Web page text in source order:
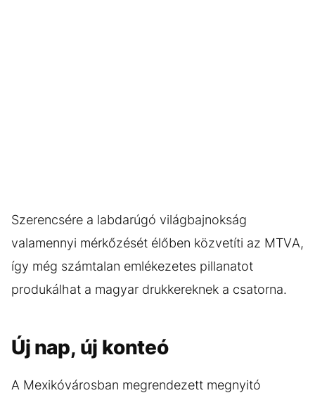
Szerencsére a labdarúgó világbajnokság
valamennyi mérkőzését élőben közvetíti az MTVA,
így még számtalan emlékezetes pillanatot
produkálhat a magyar drukkereknek a csatorna.
Új nap, új konteó
A Mexikóvárosban megrendezett megnyitó